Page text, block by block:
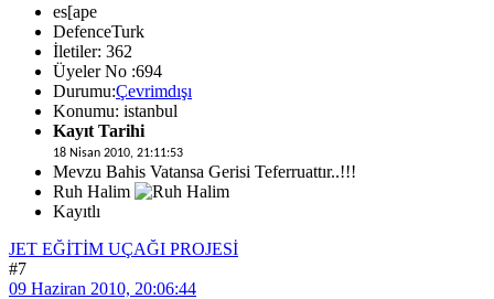
es[ape
DefenceTurk
İletiler: 362
Üyeler No :694
Durumu:Çevrimdışı
Konumu: istanbul
Kayıt Tarihi
18 Nisan 2010, 21:11:53
Mevzu Bahis Vatansa Gerisi Teferruattır..!!!
Ruh Halim
Kayıtlı
JET EĞİTİM UÇAĞI PROJESİ
#7
09 Haziran 2010, 20:06:44